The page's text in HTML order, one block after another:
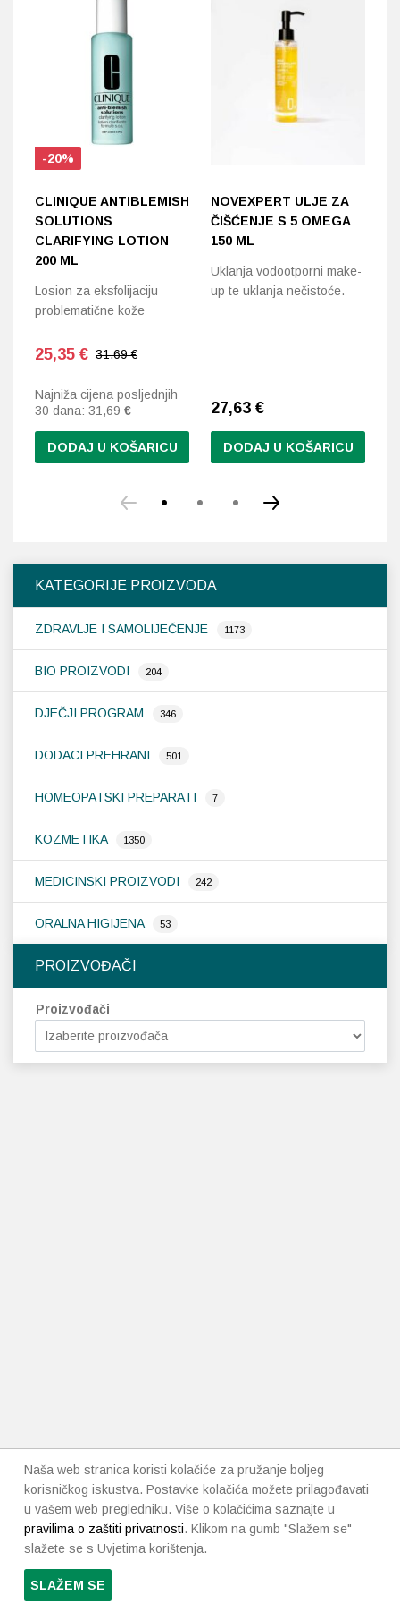
KATEGORIJE PROIZVODA
ZDRAVLJE I SAMOLIJEČENJE 1173
BIO PROIZVODI 204
DJEČJI PROGRAM 346
DODACI PREHRANI 501
HOMEOPATSKI PREPARATI 7
KOZMETIKA 1350
MEDICINSKI PROIZVODI 242
ORALNA HIGIJENA 53
PROIZVOĐAČI
Proizvođači
-20%
CLINIQUE ANTIBLEMISH
SOLUTIONS
CLARIFYING LOTION
200 ML
Losion za eksfolijaciju
problematične kože
25,35 € 31,69 €
Najniža cijena posljednjih
30 dana: 31,69 €
DODAJ U KOŠARICU
NOVEXPERT ULJE ZA
ČIŠĆENJE S 5 OMEGA
150 ML
Uklanja vodootporni make-
up te uklanja nečistoće.
27,63 €
DODAJ U KOŠARICU
Naša web stranica koristi kolačiće za pružanje boljeg
korisničkog iskustva. Postavke kolačića možete prilagođavati
u vašem web pregledniku. Više o kolačićima saznajte u
pravilima o zaštiti privatnosti. Klikom na gumb "Slažem se"
slažete se s Uvjetima korištenja.
SLAŽEM SE